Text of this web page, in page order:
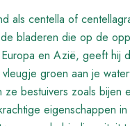
als centella of
bladeren die op de
en Azië, geeft hij
groen aan je
bestuivers zoals bijen
eigenschappen